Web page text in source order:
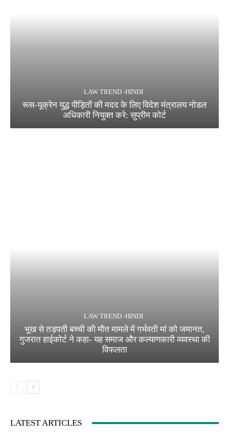
LAW TREND -HINDI
रूस-यूक्रेन युद्ध पीड़ितों की मदद के लिए विदेश मंत्रालय नोडल
अधिकारी नियुक्त करे: सुप्रीम कोर्ट
LAW TREND -HINDI
भूख से तड़पती बच्ची की मौत मामले में गर्भवती मां को जमानत,
गुजरात हाईकोर्ट ने कहा- यह समाज और कल्याणकारी व्यवस्था की
विफलता
LATEST ARTICLES